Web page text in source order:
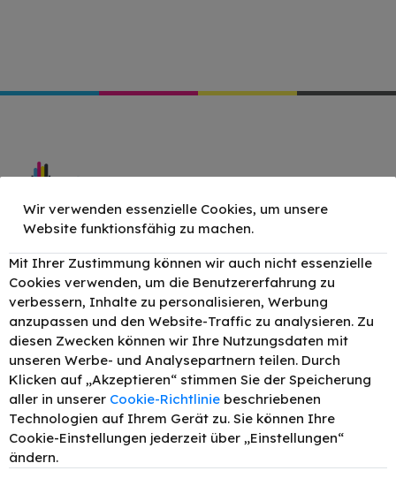
Lerchenfelder Str. 78-80 1080 Wien
Mo – Do: 09:30 – 18:00 Uhr
Fr: 09:30 - 12:30 & 14:00 - 18:00
Sa: 09:30 – 14:30 Uhr
+43 1 402 46 08
office@tonerexpert.at
Wir verwenden essenzielle Cookies, um unsere
Website funktionsfähig zu machen.
Mit Ihrer Zustimmung können wir auch nicht essenzielle
Cookies verwenden, um die Benutzererfahrung zu
verbessern, Inhalte zu personalisieren, Werbung
anzupassen und den Website-Traffic zu analysieren. Zu
diesen Zwecken können wir Ihre Nutzungsdaten mit
unseren Werbe- und Analysepartnern teilen. Durch
Klicken auf „Akzeptieren“ stimmen Sie der Speicherung
aller in unserer Cookie-Richtlinie beschriebenen
Technologien auf Ihrem Gerät zu. Sie können Ihre
Cookie-Einstellungen jederzeit über „Einstellungen“
ändern.